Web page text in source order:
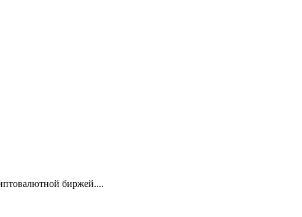
биржей....